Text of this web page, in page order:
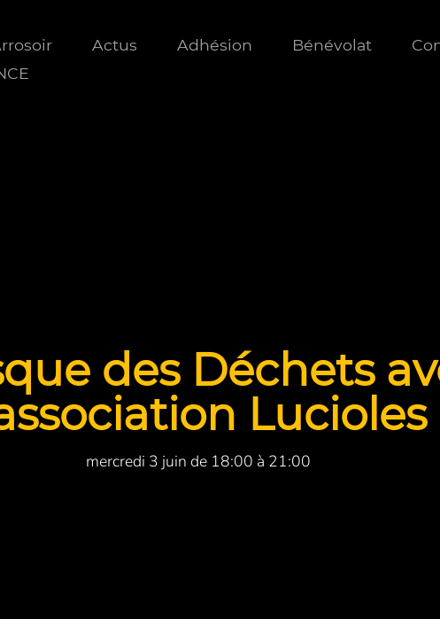
Actus Adhésion Bénévolat
des Déchets
Lucioles
mercredi 3 juin de 18:00 à 21:00